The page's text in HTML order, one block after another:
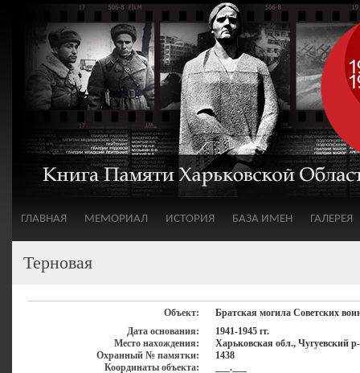
ГЛАВНАЯ МЕМОРИАЛ ИСТОРИЯ БАЗА ИМЕН ГАЛЕРЕЯ
Терновая
Объект:
Братская могила Советских
Дата основания:
1941-1945 гг.
Место нахождения:
Харьковская обл., Чугуевский
Охранный № памятки:
1438
Координаты объекта:
___.___